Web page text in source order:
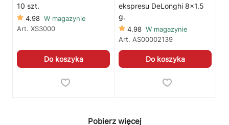
10 szt.
4.98 W magazynie
Art. XS3000
Do koszyka
ekspresu DeLonghi 8x1.5
g.
4.98 W magazynie
Art. AS00002139
Do koszyka
Pobierz więcej